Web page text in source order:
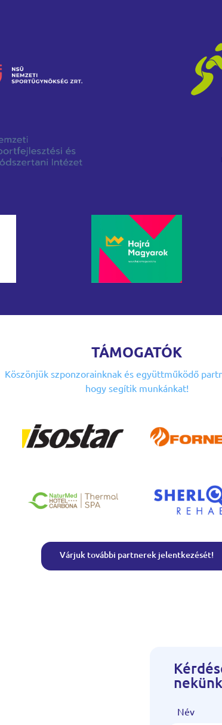
TÁMOGATÓK
Köszönjük szponzorainknak és együttműködő
hogy segítik munkánkat!
Várjuk további partnerek jelentkezését!
Név